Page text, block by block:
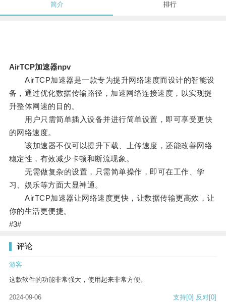
简介 排行
AirTCP加速器npv
AirTCP加速器是一款专为提升网络速度而设计的智能设
备，通过优化数据传输路径，加速网络连接速度，以实现提
升整体网速的目的。
用户只需简单插入设备并进行简单设置，即可享受更快
的网络速度。
该加速器不仅可以提升下载、上传速度，还能改善网络
稳定性，有效减少卡顿和断流现象。
无需做复杂的设置，只需简单操作，即可在工作、学
习、娱乐等方面大显神通。
AirTCP加速器让网络速度更快，让数据传输更高效，让
你的生活更便捷。
#3#
评论
游客
这款软件的功能非常强大，使用起来非常方便。
2024-09-06 支持[0] 反对[0]